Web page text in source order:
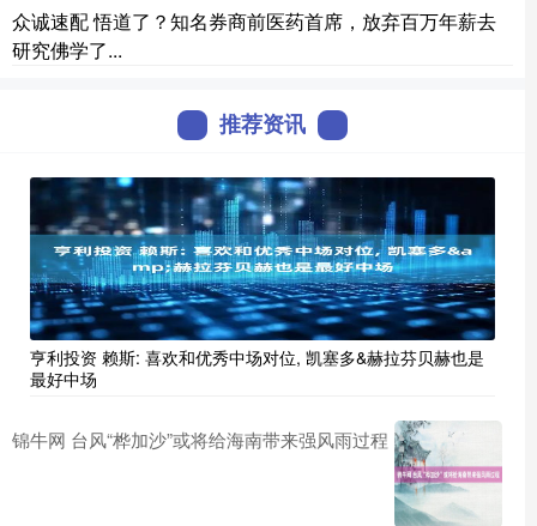
众诚速配 悟道了？知名券商前医药首席，放弃百万年薪去
研究佛学了...
推荐资讯
亨利投资 赖斯: 喜欢和优秀中场对位, 凯塞多&赫拉芬贝赫也是
最好中场
锦牛网 台风“桦加沙”或将给海南带来强风雨过程